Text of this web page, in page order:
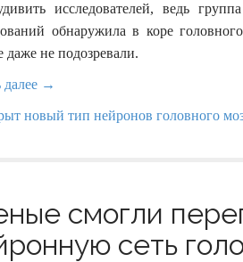
исследователей, ведь
обнаружила в коре
даже не подозревали.
далее →
смогли
сеть